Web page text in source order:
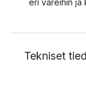
eri väreihin ja
Tekniset